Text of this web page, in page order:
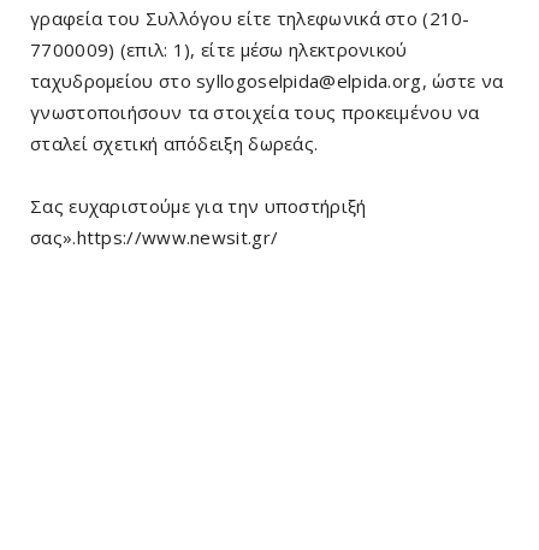
γραφεία του Συλλόγου είτε τηλεφωνικά στο (210-
7700009) (επιλ: 1), είτε μέσω ηλεκτρονικού
ταχυδρομείου στο syllogoselpida@elpida.org, ώστε να
γνωστοποιήσουν τα στοιχεία τους προκειμένου να
σταλεί σχετική απόδειξη δωρεάς.
Σας ευχαριστούμε για την υποστήριξή
σας».https://www.newsit.gr/